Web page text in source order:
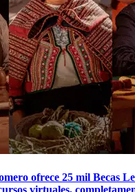
ofrece 25 mil Becas